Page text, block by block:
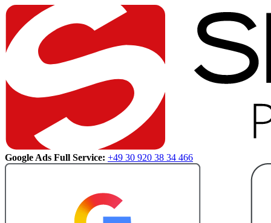
Google Ads Full Service: +49 30 920 38 34 466